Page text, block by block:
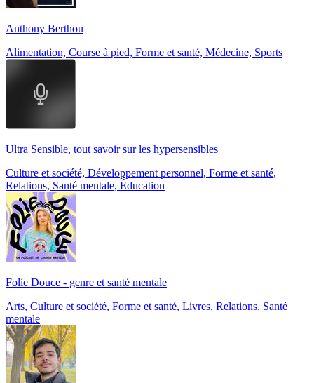
Anthony Berthou
Alimentation, Course à pied, Forme et santé, Médecine, Sports
Ultra Sensible, tout savoir sur les hypersensibles
Culture et société, Développement personnel, Forme et santé,
Relations, Santé mentale, Éducation
Folie Douce - genre et santé mentale
Arts, Culture et société, Forme et santé, Livres, Relations, Santé
mentale